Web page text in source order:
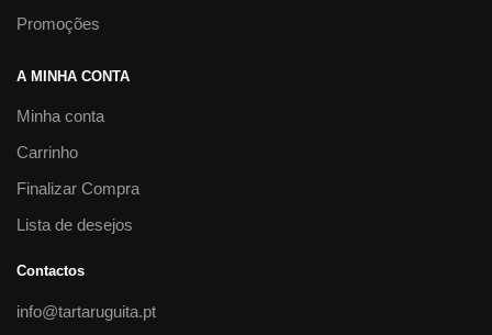
Promoções
A MINHA CONTA
Minha conta
Carrinho
Finalizar Compra
Lista de desejos
Contactos
info@tartaruguita.pt